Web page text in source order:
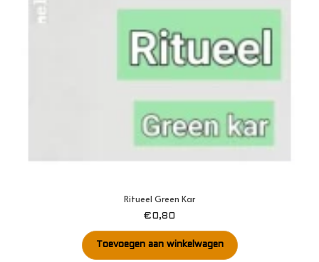
Ritueel Green Kar
€0,80
Toevoegen aan winkelwagen